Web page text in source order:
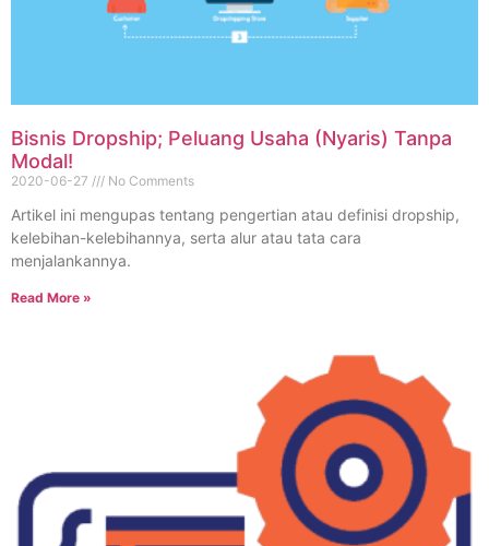
Bisnis Dropship; Peluang Usaha (Nyaris) Tanpa
Modal!
2020-06-27 No Comments
Artikel ini mengupas tentang pengertian atau definisi dropship,
kelebihan-kelebihannya, serta alur atau tata cara
menjalankannya.
Read More »